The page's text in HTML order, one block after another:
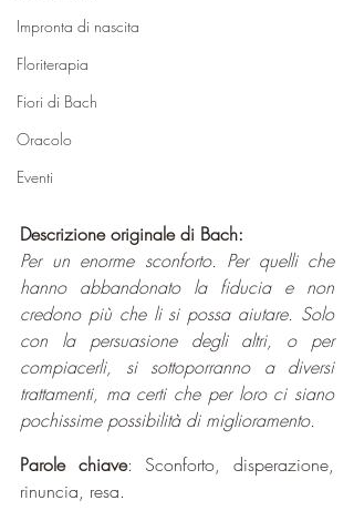
Impronta di nascita
Floriterapia
Fiori di Bach
Oracolo
Eventi
Descrizione originale di Bach:
Per un enorme sconforto. Per quelli che
hanno abbandonato la fiducia e non
credono più che li si possa aiutare. Solo
con la persuasione degli altri, o per
compiacerli, si sottoporranno a diversi
trattamenti, ma certi che per loro ci siano
pochissime possibilità di miglioramento.
Parole chiave: Sconforto, disperazione,
rinuncia, resa.